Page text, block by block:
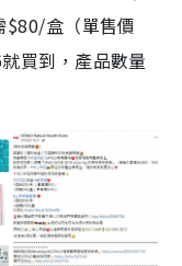
$80/盒（單售價
買到，產品數量